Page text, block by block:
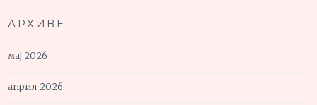
АРХИВЕ
мај 2026
април 2026